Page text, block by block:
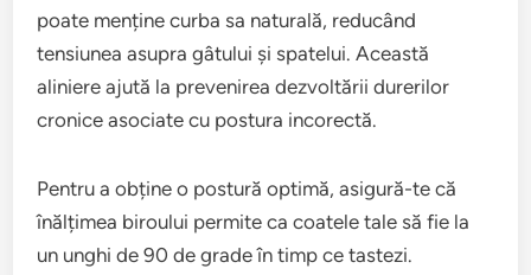
poate menține curba sa naturală, reducând
tensiunea asupra gâtului și spatelui. Această
aliniere ajută la prevenirea dezvoltării durerilor
cronice asociate cu postura incorectă.
Pentru a obține o postură optimă, asigură-te că
înălțimea biroului permite ca coatele tale să fie la
un unghi de 90 de grade în timp ce tastezi.